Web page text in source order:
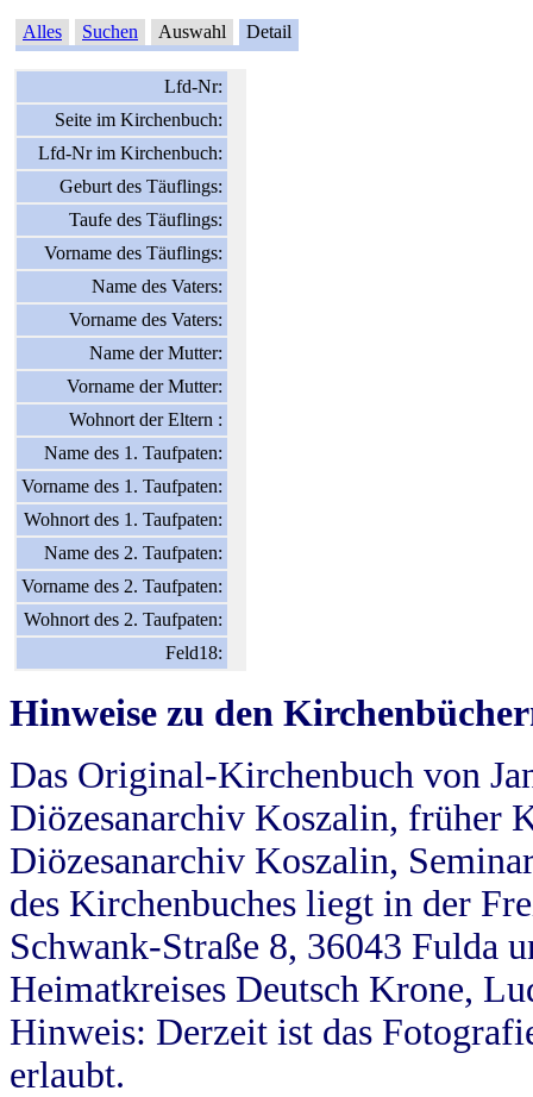
Alles Suchen Auswahl Detail
Lfd-Nr:
Seite im Kirchenbuch:
Lfd-Nr im Kirchenbuch:
Geburt des Täuflings:
Taufe des Täuflings:
Vorname des Täuflings:
Name des Vaters:
Vorname des Vaters:
Name der Mutter:
Vorname der Mutter:
Wohnort der Eltern :
Name des 1. Taufpaten:
Vorname des 1. Taufpaten:
Wohnort des 1. Taufpaten:
Name des 2. Taufpaten:
Vorname des 2. Taufpaten:
Wohnort des 2. Taufpaten:
Feld18:
Hinweise zu den
Das Original-Kirchenbuch von
Diözesanarchiv Koszalin, früher
Diözesanarchiv Koszalin,
des Kirchenbuches liegt in der
Schwank-Straße 8, 36043 Fulda
Heimatkreises Deutsch Krone,
Hinweis: Derzeit ist das
erlaubt.